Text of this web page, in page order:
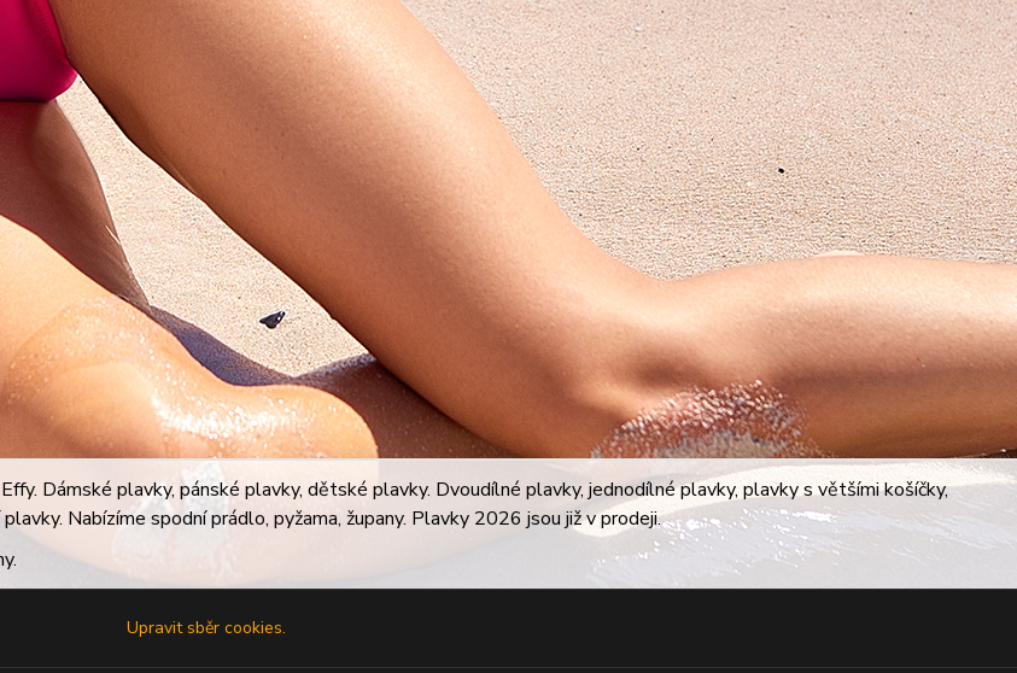
Dámské plavky, pánské plavky, dětské plavky. Dvoudílné plavky, jednodílné plavky, plavky s většími košíčky,
Nabízíme spodní prádlo, pyžama, župany. Plavky 2026 jsou již v prodeji.
Upravit sběr cookies.